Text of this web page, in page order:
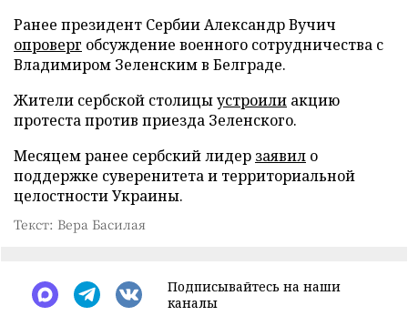
Ранее президент Сербии Александр Вучич
опроверг обсуждение военного сотрудничества с
Владимиром Зеленским в Белграде.
Жители сербской столицыустроили акцию
протеста против приезда Зеленского.
Месяцем ранее сербский лидер заявил о
поддержке суверенитета и территориальной
целостности Украины.
Текст: Вера Басилая
Подписывайтесь на наши
каналы